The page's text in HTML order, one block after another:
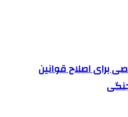
برای اصلاح قوانین